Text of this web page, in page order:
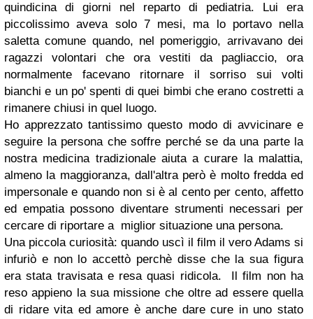
quindicina di giorni nel reparto di pediatria. Lui era
piccolissimo aveva solo 7 mesi, ma lo portavo nella
saletta comune quando, nel pomeriggio, arrivavano dei
ragazzi volontari che ora vestiti da pagliaccio, ora
normalmente facevano ritornare il sorriso sui volti
bianchi e un po' spenti di quei bimbi che erano costretti a
rimanere chiusi in quel luogo.
Ho apprezzato tantissimo questo modo di avvicinare e
seguire la persona che soffre perché se da una parte la
nostra medicina tradizionale aiuta a curare la malattia,
almeno la maggioranza, dall'altra però è molto fredda ed
impersonale e quando non si è al cento per cento, affetto
ed empatia possono diventare strumenti necessari per
cercare di riportare a miglior situazione una persona.
Una piccola curiosità: quando uscì il film il vero Adams si
infuriò e non lo accettò perchè disse che la sua figura
era stata travisata e resa quasi ridicola. Il film non ha
reso appieno la sua missione che oltre ad essere quella
di ridare vita ed amore è anche dare cure in uno stato